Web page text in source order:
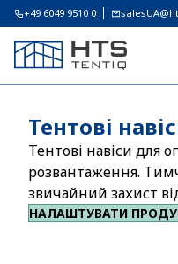
+49 6049 9510 0
Тентові
Тентові навіси для
розвантаження.
звичайний захист
НАЛАШТУВАТИ